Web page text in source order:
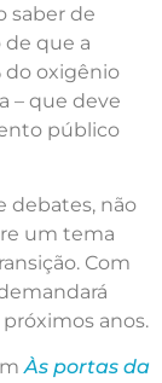
saber de
de que a
do oxigênio
– que deve
público
debates, não
um tema
Com
anos.
Às portas da